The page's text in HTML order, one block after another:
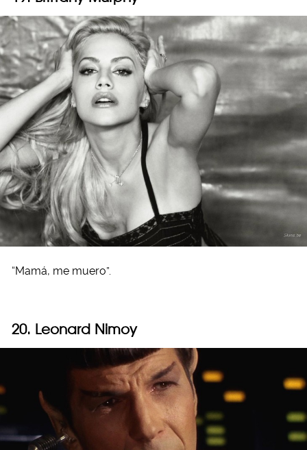
“Mamá, me muero”.
20. Leonard Nimoy